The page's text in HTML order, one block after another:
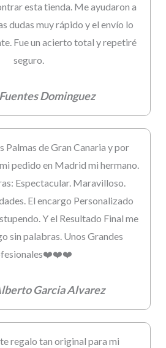
esta tienda. Me ayudaron a
dudas muy rápido y el envío lo
Fue un acierto total y repetiré
seguro.
Dominguez
Palmas de Gran Canaria y por
pedido en Madrid mi hermano.
Espectacular. Maravilloso.
El encargo Personalizado
Y el Resultado Final me
sin palabras. Unos Grandes
Garcia Alvarez
regalo tan original para mi